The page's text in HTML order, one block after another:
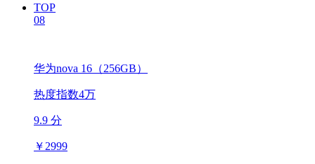
TOP
08
华为nova 16（256GB）
热度指数4万
9.9 分
￥ 2999